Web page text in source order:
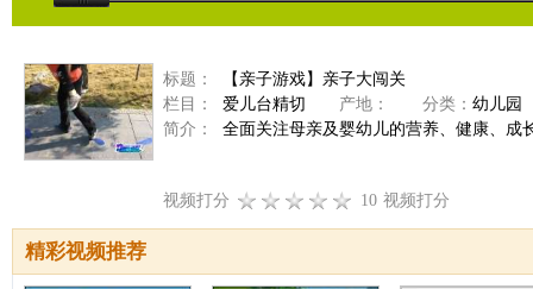
标题：
【亲子游戏】亲子大闯关
栏目：
爱儿台精切 产地： 分类： 幼儿园
简介：
全面关注母亲及婴幼儿的营养、健康、成
视频打分 10 视频打分
精彩视频推荐